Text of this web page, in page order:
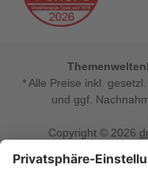
Themenwelten
* Alle Preise inkl.
und ggf.
Copyright © 2026